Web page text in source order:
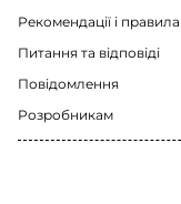
Рекомендації i правила
Питання та відповіді
Повідомлення
Розробникам